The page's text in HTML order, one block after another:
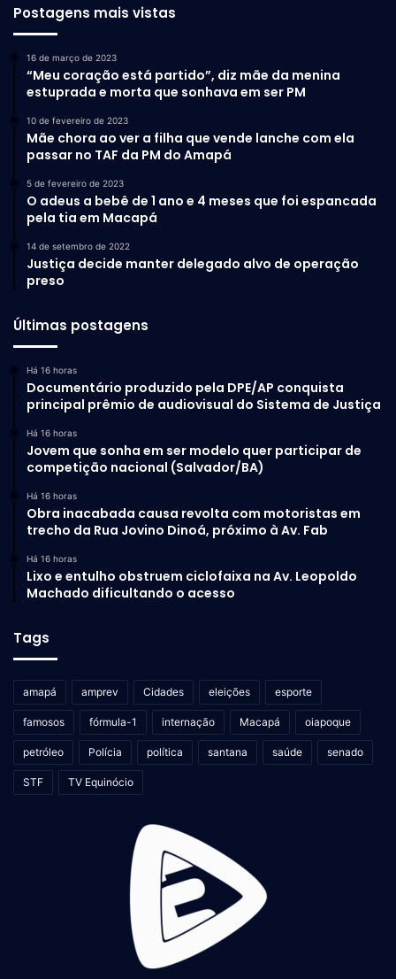
Postagens mais vistas
16 de março de 2023
“Meu coração está partido”, diz mãe da menina
estuprada e morta que sonhava em ser PM
10 de fevereiro de 2023
Mãe chora ao ver a filha que vende lanche com ela
passar no TAF da PM do Amapá
5 de fevereiro de 2023
O adeus a bebê de 1 ano e 4 meses que foi espancada
pela tia em Macapá
14 de setembro de 2022
Justiça decide manter delegado alvo de operação
preso
Últimas postagens
Há 16 horas
Documentário produzido pela DPE/AP conquista
principal prêmio de audiovisual do Sistema de Justiça
Há 16 horas
Jovem que sonha em ser modelo quer participar de
competição nacional (Salvador/BA)
Há 16 horas
Obra inacabada causa revolta com motoristas em
trecho da Rua Jovino Dinoá, próximo à Av. Fab
Há 16 horas
Lixo e entulho obstruem ciclofaixa na Av. Leopoldo
Machado dificultando o acesso
Tags
amapá amprev Cidades eleições esporte
famosos fórmula-1 internação Macapá oiapoque
petróleo Polícia política santana saúde senado
STF TV Equinócio